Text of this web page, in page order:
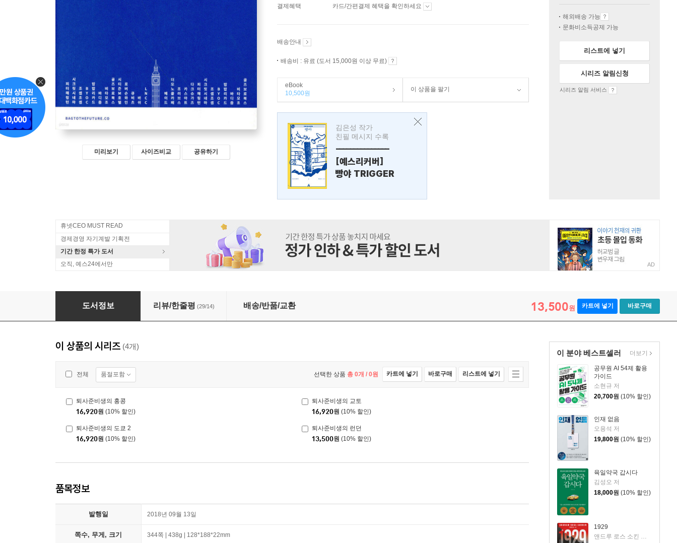
미리보기 사이즈비교 공유하기
결제혜택 카드/간편결제 혜택을 확인하세요
배송안내
배송비 : 유료 (도서 15,000원 이상 무료)
eBook
10,500원
이 상품을 팔기
김은성 작가
친필 메시지 수록
---------------
[예스리커버]
빵야 TRIGGER
해외배송 가능
문화비소득공제 가능
리스트에 넣기
시리즈 알림신청
시리즈 알림 서비스
휴넷CEO MUST READ
경제경영 자기계발 기획전
기간 한정 특가 도서
오직, 예스24에서만
AD
퇴사준비생의 런던
도서정보 리뷰/한줄평 (29/14) 배송/반품/교환 13,500원 카트에 넣기 바로구매
이 분야 베스트셀러
공무원 AI 54제 활용
가이드
소현규 저
20,700원 (10% 할인)
인재 없음
오용석 저
19,800원 (10% 할인)
육일약국 갑시다
김성오 저
18,000원 (10% 할인)
1929
앤드루 로스 소킨 저/조용빈 역/신현호 감수
더보기
이 상품의 시리즈 (4개)
전체 품절포함 선택한 상품 총 0개 / 0원 카트에 넣기 바로구매 리스트에 넣기
퇴사준비생의 홍콩
16,920원 (10% 할인)
퇴사준비생의 교토
16,920원 (10% 할인)
퇴사준비생의 도쿄 2
16,920원 (10% 할인)
퇴사준비생의 런던
13,500원 (10% 할인)
품목정보
발행일 2018년 09월 13일
쪽수, 무게, 크기 344쪽 | 438g | 128*188*22mm